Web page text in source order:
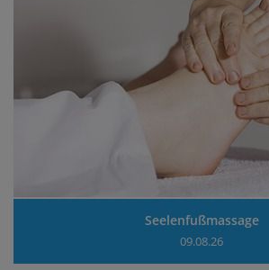
Seelenfußmassage
09.08.26